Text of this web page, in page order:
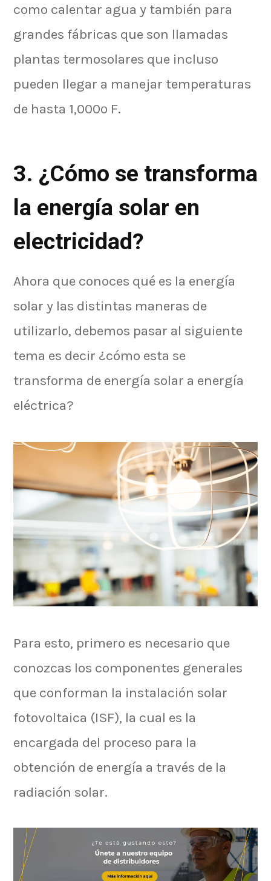
como calentar agua y también para
grandes fábricas que son llamadas
plantas termosolares que incluso
pueden llegar a manejar temperaturas
de hasta 1,000º F.
3. ¿Cómo se transforma
la energía solar en
electricidad?
Ahora que conoces qué es la energía
solar y las distintas maneras de
utilizarlo, debemos pasar al siguiente
tema es decir ¿cómo esta se
transforma de energía solar a energía
eléctrica?
Para esto, primero es necesario que
conozcas los componentes generales
que conforman la instalación solar
fotovoltaica (ISF), la cual es la
encargada del proceso para la
obtención de energía a través de la
radiación solar.